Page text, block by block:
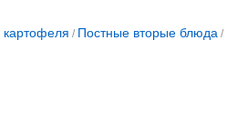
/ Постные вторые блюда /